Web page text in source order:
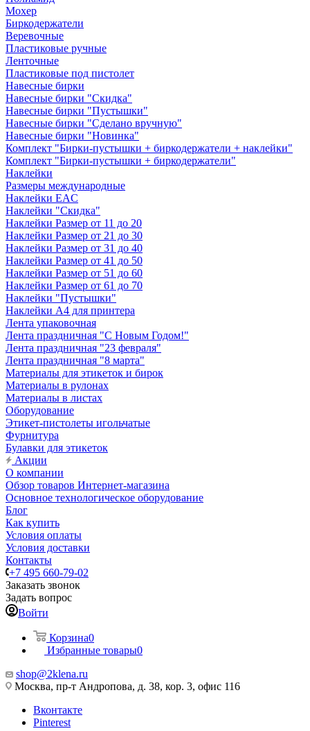
Мохер
Биркодержатели
Веревочные
Пластиковые ручные
Ленточные
Пластиковые под пистолет
Навесные бирки
Навесные бирки "Скидка"
Навесные бирки "Пустышки"
Навесные бирки "Сделано вручную"
Навесные бирки "Новинка"
Комплект "Бирки-пустышки + биркодержатели + наклейки"
Комплект "Бирки-пустышки + биркодержатели"
Наклейки
Размеры международные
Наклейки EAC
Наклейки "Скидка"
Наклейки Размер от 11 до 20
Наклейки Размер от 21 до 30
Наклейки Размер от 31 до 40
Наклейки Размер от 41 до 50
Наклейки Размер от 51 до 60
Наклейки Размер от 61 до 70
Наклейки "Пустышки"
Наклейки А4 для принтера
Лента упаковочная
Лента праздничная "С Новым Годом!"
Лента праздничная "23 февраля"
Лента праздничная "8 марта"
Материалы для этикеток и бирок
Материалы в рулонах
Материалы в листах
Оборудование
Этикет-пистолеты игольчатые
Фурнитура
Булавки для этикеток
Акции
О компании
Обзор товаров Интернет-магазина
Основное технологическое оборудование
Блог
Как купить
Условия оплаты
Условия доставки
Контакты
+7 495 660-79-02
Заказать звонок
Задать вопрос
Войти
Корзина0
Избранные товары0
shop@2klena.ru
Москва, пр-т Андропова, д. 38, кор. 3, офис 116
Вконтакте
Pinterest